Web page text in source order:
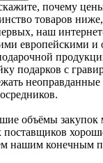
почему
товаров
наш
европейскими и
подарков с
объёмы закупок
нашим конечным